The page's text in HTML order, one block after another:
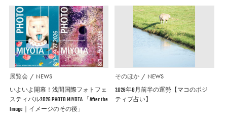
展覧会 NEWS
いよいよ開幕！浅間国際フォトフェ
スティバル2026 PHOTO MIYOTA 「After the
Image｜イメージのその後」
そのほか NEWS
2026年8月前半の運勢【マコのポジ
ティブ占い】